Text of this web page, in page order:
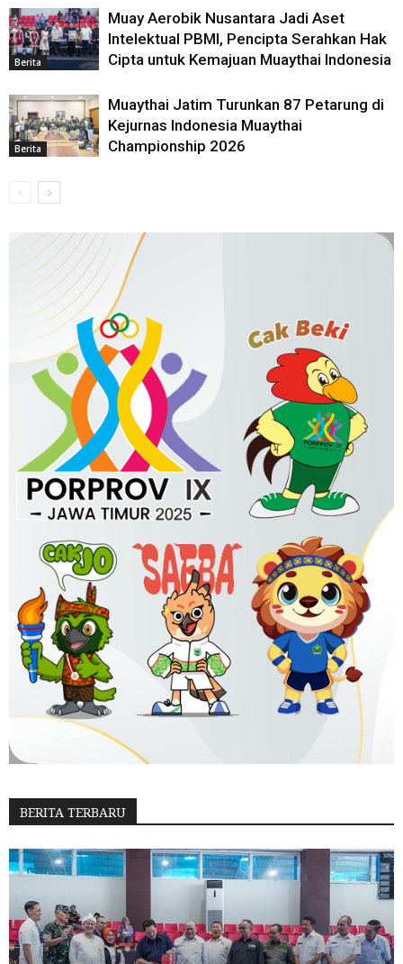
Berita
Muay Aerobik Nusantara Jadi Aset
Intelektual PBMI, Pencipta Serahkan Hak
Cipta untuk Kemajuan Muaythai Indonesia
Berita
Muaythai Jatim Turunkan 87 Petarung di
Kejurnas Indonesia Muaythai
Championship 2026
BERITA TERBARU